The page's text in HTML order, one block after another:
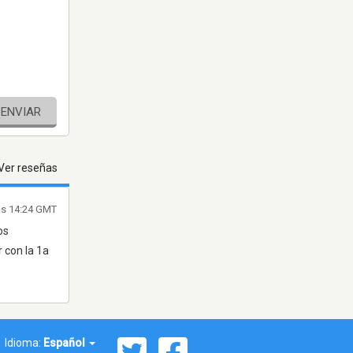
ENVIAR
reseñas
con la 1a
14:24 GMT
Idioma: Español